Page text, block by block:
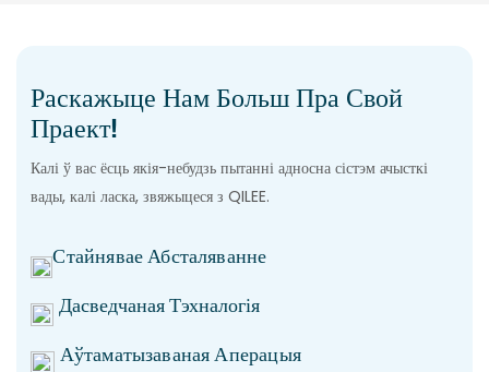
Раскажыце Нам Больш Пра Свой
Праект!
Калі ў вас ёсць якія-небудзь пытанні адносна сістэм ачысткі
вады, калі ласка, звяжыцеся з QILEE.
Стайнявае Абсталяванне
Дасведчаная Тэхналогія
Аўтаматызаваная Аперацыя